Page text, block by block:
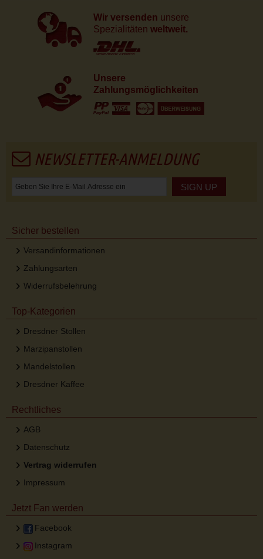
Wir versenden unsere
Spezialitäten weltweit.
Unsere
Zahlungsmöglichkeiten
NEWSLETTER-ANMELDUNG
SIGN UP
Sicher bestellen
Versandinformationen
Zahlungsarten
Widerrufsbelehrung
Top-Kategorien
Dresdner Stollen
Marzipanstollen
Mandelstollen
Dresdner Kaffee
Rechtliches
AGB
Datenschutz
Vertrag widerrufen
Impressum
Jetzt Fan werden
Facebook
Instagram